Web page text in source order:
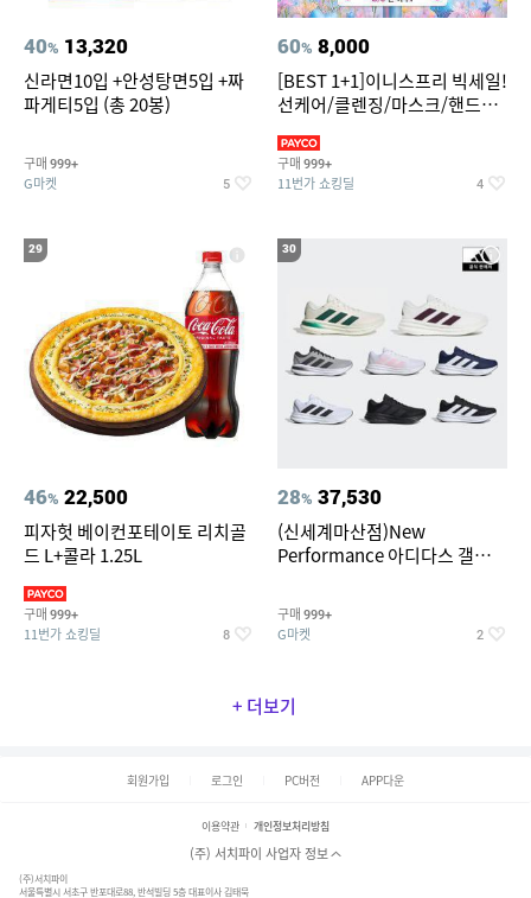
40% 13,320
신라면10입 +안성탕면5입 +짜
파게티5입 (총 20봉)
구매 999+
G마켓 5
60% 8,000
[BEST 1+1]이니스프리 빅세일!
선케어/클렌징/마스크/핸드크
구매 999+
11번가 쇼킹딜 4
29
46% 22,500
피자헛 베이컨포테이토 리치골
드 L+콜라 1.25L
구매 999+
11번가 쇼킹딜 8
30
28% 37,530
(신세계마산점)New
Performance 아디다스 갤럭시
구매 999+
G마켓 2
+ 더보기
회원가입 로그인 PC버전 APP다운
이용약관 개인정보처리방침
(주) 서치파이 사업자 정보
(주)서치파이
서울특별시 서초구 반포대로88, 반석빌딩 5층 대표이사 김태묵